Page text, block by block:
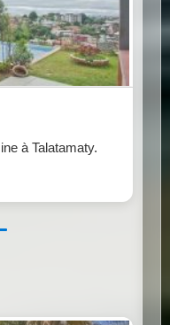
à Talatamaty.